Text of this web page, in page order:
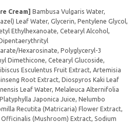
Cream] Bambusa Vulgaris Water,
Leaf Water, Glycerin, Pentylene Glycol,
Ethylhexanoate, Cetearyl Alcohol,
Hexarosinate, Polyglyceryl-3
Dimethicone, Cetearyl Glucoside,
Esculentus Fruit Extract, Artemisia
Root Extract, Diospyros Kaki Leaf
Leaf Water, Melaleuca Alternifolia
Japonica Juice, Nelumbo
Recutita (Matricaria) Flower Extract,
(Mushroom) Extract, Sodium